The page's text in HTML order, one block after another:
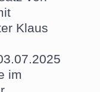
Klaus
im